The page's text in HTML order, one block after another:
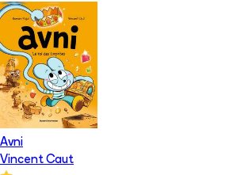
Avni
Vincent Caut